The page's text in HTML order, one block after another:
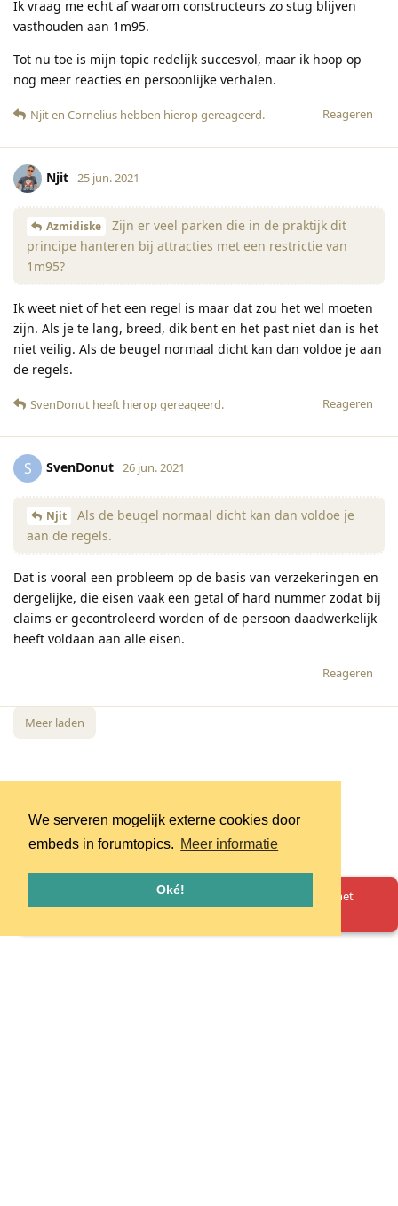
We serveren mogelijk externe cookies door
embeds in forumtopics. Meer informatie
Oké!
Ik vraag me echt af waarom constructeurs zo stug blijven
vasthouden aan 1m95.
Tot nu toe is mijn topic redelijk succesvol, maar ik hoop op
nog meer reacties en persoonlijke verhalen.
Reageren
Njiten Cornelius hebben hierop gereageerd.
Njit 25 jun. 2021
Azmidiske
Zijn er veel parken die in de praktijk dit
principe hanteren bij attracties met een restrictie van
1m95?
Ik weet niet of het een regel is maar dat zou het wel moeten
zijn. Als je te lang, breed, dik bent en het past niet dan is het
niet veilig. Als de beugel normaal dicht kan dan voldoe je aan
de regels.
Reageren
SvenDonut heeft hierop gereageerd.
S SvenDonut 26 jun. 2021
Njit
Als de beugel normaal dicht kan dan voldoe je
aan de regels.
Dat is vooral een probleem op de basis van verzekeringen en
dergelijke, die eisen vaak een getal of hard nummer zodat bij
claims er gecontroleerd worden of de persoon daadwerkelijk
heeft voldaan aan alle eisen.
Reageren
Meer laden
Oeps! Er is iets misgegaan. Herlaad de pagina en probeer het
opnieuw.